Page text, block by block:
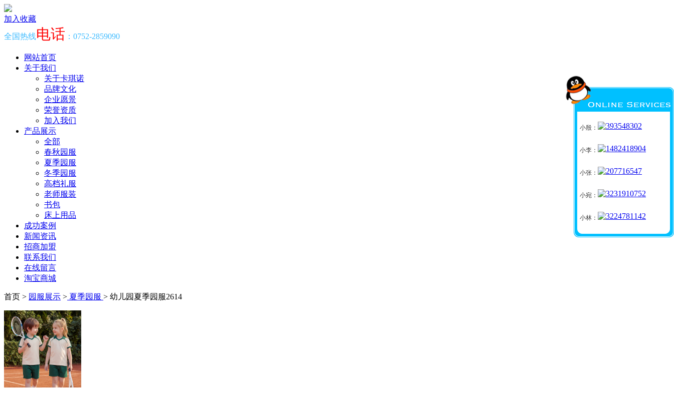
加入收藏
全国热线电话 ：0752-2859090
网站首页
关于我们
关于卡琪诺
品牌文化
企业愿景
荣誉资质
加入我们
产品展示
全部
春秋园服
夏季园服
冬季园服
高档礼服
老师服装
书包
床上用品
成功案例
新闻资讯
招商加盟
联系我们
在线留言
淘宝商城
首页 > 园服展示 > 夏季园服 > 幼儿园夏季园服2614
小殷：
小李：
小张：
小宛：
小林：